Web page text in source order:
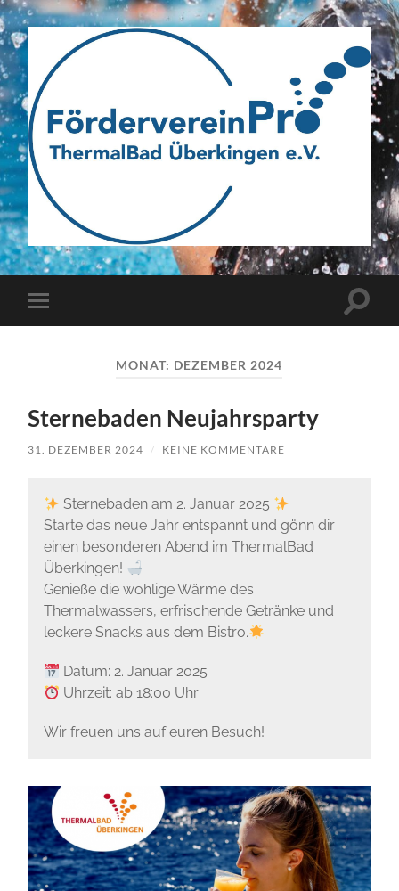
Webseite
des
Fördervereins
Menü
MONAT: DEZEMBER 2024
Sternebaden Neujahrsparty
31. DEZEMBER 2024 / KEINE KOMMENTARE
Sternebaden am 2. Januar 2025
Starte das neue Jahr entspannt und gönn dir
einen besonderen Abend im ThermalBad
Überkingen!
Genieße die wohlige Wärme des
Thermalwassers, erfrischende Getränke und
leckere Snacks aus dem Bistro.
Datum: 2. Januar 2025
Uhrzeit: ab 18:00 Uhr
Wir freuen uns auf euren Besuch!